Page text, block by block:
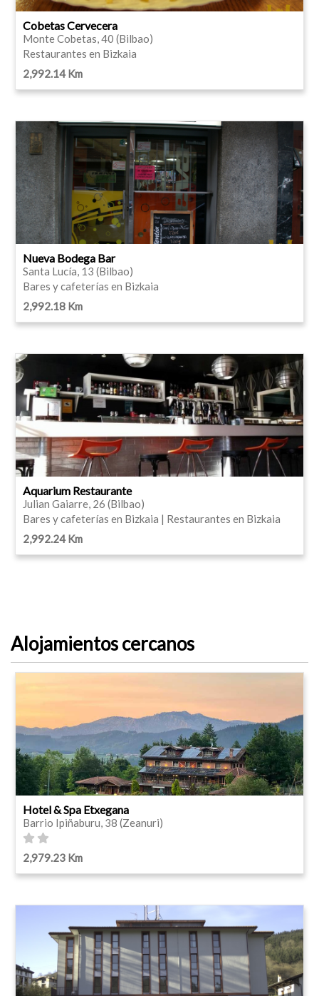
Cobetas Cervecera
Monte Cobetas, 40 (Bilbao)
Restaurantes en Bizkaia
2,992.14 Km
Nueva Bodega Bar
Santa Lucía, 13 (Bilbao)
Bares y cafeterías en Bizkaia
2,992.18 Km
Aquarium Restaurante
Julian Gaiarre, 26 (Bilbao)
Bares y cafeterías en Bizkaia | Restaurantes en Bizkaia
2,992.24 Km
Alojamientos cercanos
Hotel & Spa Etxegana
Barrio Ipiñaburu, 38 (Zeanuri)
2,979.23 Km